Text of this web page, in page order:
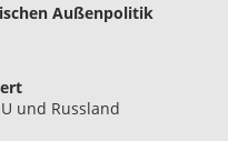
Außenpolitik
und Russland